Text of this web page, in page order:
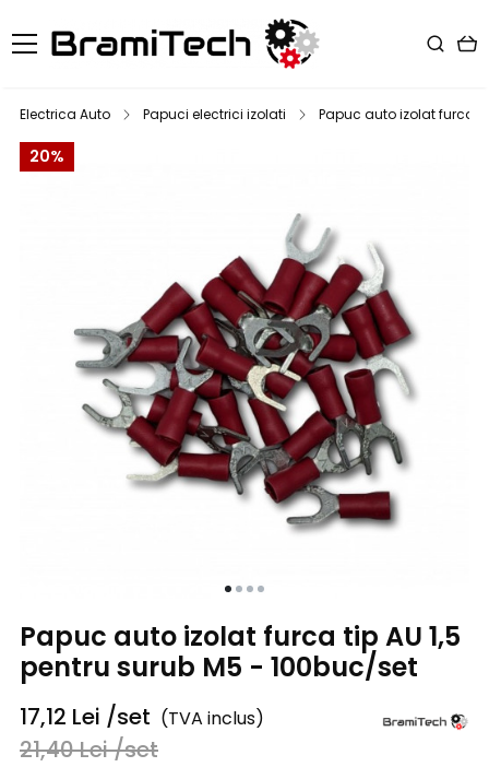
Electrica Auto Papuci electrici izolati Papuc auto izolat furca
20%
Papuc auto izolat furca tip AU 1,5
pentru surub M5 - 100buc/set
17,12 Lei /set (TVA inclus)
21,40Lei/set